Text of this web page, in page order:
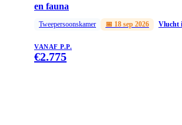
en fauna
Tweepersoonskamer 📅 18 sep 2026 Vlucht
VANAF P.P.
€2.775